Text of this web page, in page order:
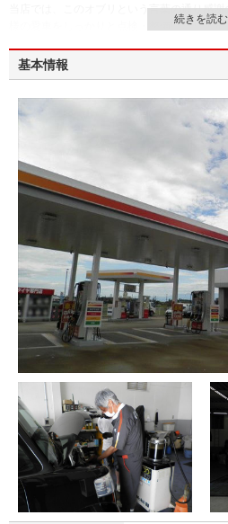
当店では、このオブリという言葉の通り感
様の愛車をしっかりと点検・整備いたします。
基本情報